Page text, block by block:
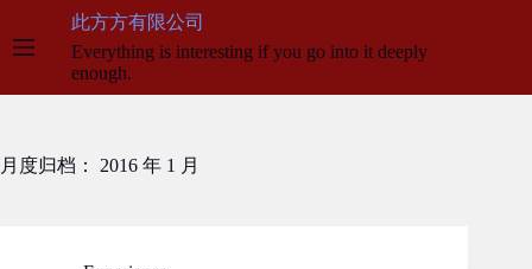
至
内
此方方有限公司
Everything is interesting if you go into it deeply
enough.
月度归档： 2016 年 1 月